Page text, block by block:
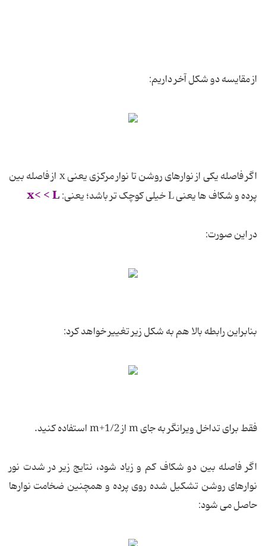
از مقایسه دو شکل آخر داریم:
اگر فاصله یکی از نوارهای روشن تا نوار مرکزی یعنی x از فاصله بین
پرده و شکاف ها یعنی L خیلی کوچک تر باشد؛ یعنی:
x< < L
در این صورت:
بنابراین رابطه بالا هم به شکل زیر تغییر خواهد کرد:
فقط برای تداخل ویرانگر به جای m از m+1/2 استفاده کنید.
اگر فاصله بین دو شکاف کم و زیاد شود، نتایج زیر در شدت نور
نوارهای روشن تشکیل شده روی پرده و همچنین ضخامت نوارها
حاصل می شود: